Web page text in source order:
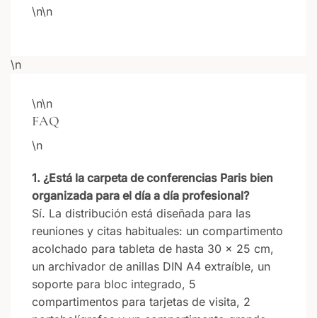
\n\n
\n
\n\n
FAQ
\n
1. ¿Está la carpeta de conferencias Paris bien
organizada para el día a día profesional?
Sí. La distribución está diseñada para las
reuniones y citas habituales: un compartimento
acolchado para tableta de hasta 30 x 25 cm,
un archivador de anillas DIN A4 extraíble, un
soporte para bloc integrado, 5
compartimentos para tarjetas de visita, 2